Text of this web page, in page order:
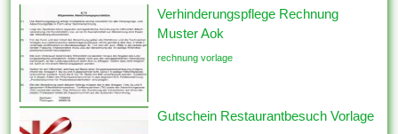
Verhinderungspflege Rechnung
Muster Aok
rechnung vorlage
Gutschein Restaurantbesuch Vorlage